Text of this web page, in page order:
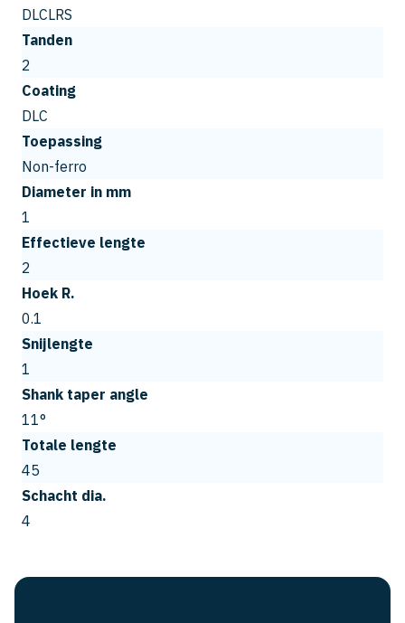
DLCLRS
Tanden
2
Coating
DLC
Toepassing
Non-ferro
Diameter in mm
1
Effectieve lengte
2
Hoek R.
0.1
Snijlengte
1
Shank taper angle
11°
Totale lengte
45
Schacht dia.
4